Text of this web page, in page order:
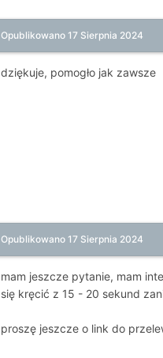
Opublikowano 17 Sierpnia 2024
dziękuje, pomogło jak zawsze
Opublikowano 17 Sierpnia 2024
mam jeszcze pytanie, mam
się kręcić z 15 - 20 sekund
proszę jeszcze o link do